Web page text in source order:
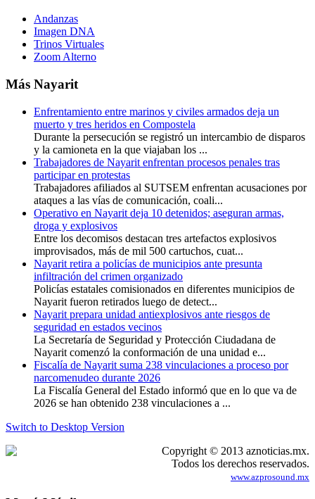
Andanzas
Imagen DNA
Trinos Virtuales
Zoom Alterno
Más Nayarit
Enfrentamiento entre marinos y civiles armados deja un
muerto y tres heridos en Compostela
Durante la persecución se registró un intercambio de disparos
y la camioneta en la que viajaban los ...
Trabajadores de Nayarit enfrentan procesos penales tras
participar en protestas
Trabajadores afiliados al SUTSEM enfrentan acusaciones por
ataques a las vías de comunicación, coali...
Operativo en Nayarit deja 10 detenidos; aseguran armas,
droga y explosivos
Entre los decomisos destacan tres artefactos explosivos
improvisados, más de mil 500 cartuchos, cuat...
Nayarit retira a policías de municipios ante presunta
infiltración del crimen organizado
Policías estatales comisionados en diferentes municipios de
Nayarit fueron retirados luego de detect...
Nayarit prepara unidad antiexplosivos ante riesgos de
seguridad en estados vecinos
La Secretaría de Seguridad y Protección Ciudadana de
Nayarit comenzó la conformación de una unidad e...
Fiscalía de Nayarit suma 238 vinculaciones a proceso por
narcomenudeo durante 2026
La Fiscalía General del Estado informó que en lo que va de
2026 se han obtenido 238 vinculaciones a ...
Switch to Desktop Version
Copyright © 2013 aznoticias.mx.
Todos los derechos reservados.
www.azprosound.mx